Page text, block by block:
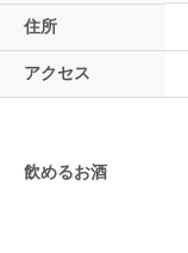
住所
アクセス
飲めるお酒